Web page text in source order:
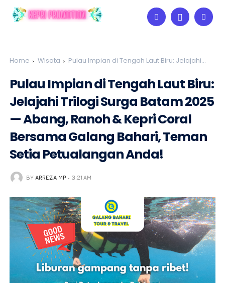
Home Wisata
Pulau Impian di Tengah Laut Biru: Jelajahi
Bersama Galang Bahari, Teman Setia Petualangan Anda!
Pulau Impian di Tengah Laut Biru:
Jelajahi Trilogi Surga Batam 2025
— Abang, Ranoh & Kepri Coral
Bersama Galang Bahari, Teman
Setia Petualangan Anda!
BY ARREZA MP 3:21 AM